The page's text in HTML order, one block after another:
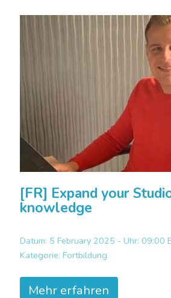
[FR] Expand your
knowledge
Datum: 5 February 2025 - Uhr: 09:00
Kategorie: Fortbildung
Mehr erfahren